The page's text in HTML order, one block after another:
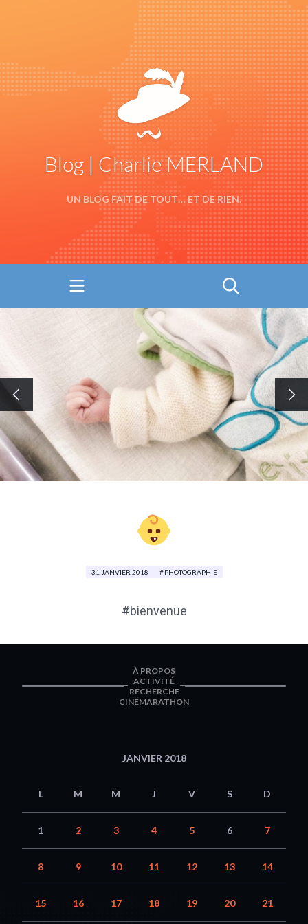
Blog | Charlie MERLAND
UN BLOG FAIT DE TOUT… ET DE RIEN.
31 JANVIER 2018 PHOTOGRAPHIE
#bienvenue
À PROPOS
ACTIVITÉ
RECHERCHE
CINÉMARATHON
JANVIER 2018
L M M J V S D
1 2 3 4 5 6 7
8 9 10 11 12 13 14
15 16 17 18 19 20 21